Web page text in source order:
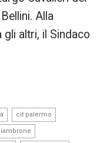
Alla
altri, il Sindaco
cit palermo